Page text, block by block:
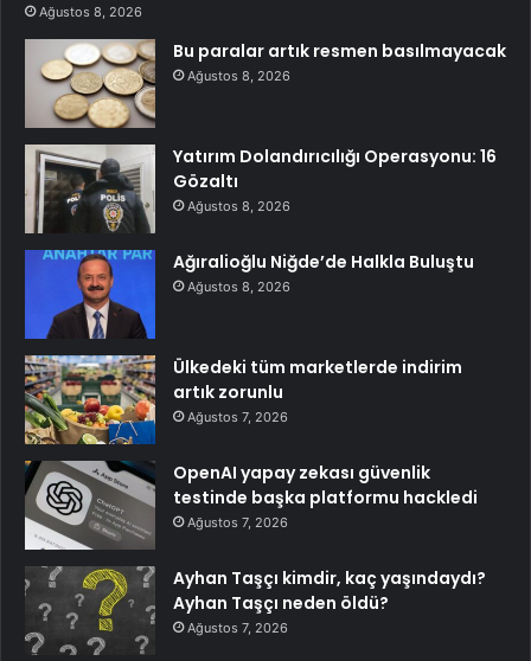
Ağustos 8, 2026
Bu paralar artık resmen basılmayacak
Ağustos 8, 2026
Yatırım Dolandırıcılığı Operasyonu: 16
Gözaltı
Ağustos 8, 2026
Ağıralioğlu Niğde’de Halkla Buluştu
Ağustos 8, 2026
Ülkedeki tüm marketlerde indirim
artık zorunlu
Ağustos 7, 2026
OpenAI yapay zekası güvenlik
testinde başka platformu hackledi
Ağustos 7, 2026
Ayhan Taşçı kimdir, kaç yaşındaydı?
Ayhan Taşçı neden öldü?
Ağustos 7, 2026